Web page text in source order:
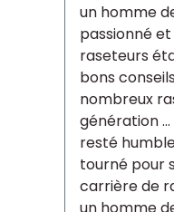
un homme
passionné
raseteurs
bons
nombreux
génération
resté
tourné pour
carrière de
un homme